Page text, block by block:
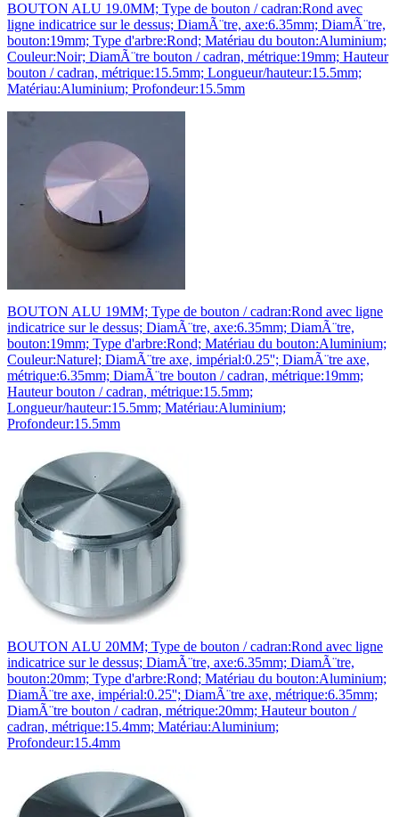
BOUTON ALU 19.0MM; Type de bouton / cadran:Rond avec
ligne indicatrice sur le dessus; DiamÃ¨tre, axe:6.35mm; DiamÃ¨tre,
bouton:19mm; Type d'arbre:Rond; Matériau du bouton:Aluminium;
Couleur:Noir; DiamÃ¨tre bouton / cadran, métrique:19mm; Hauteur
bouton / cadran, métrique:15.5mm; Longueur/hauteur:15.5mm;
Matériau:Aluminium; Profondeur:15.5mm
BOUTON ALU 19MM; Type de bouton / cadran:Rond avec ligne
indicatrice sur le dessus; DiamÃ¨tre, axe:6.35mm; DiamÃ¨tre,
bouton:19mm; Type d'arbre:Rond; Matériau du bouton:Aluminium;
Couleur:Naturel; DiamÃ¨tre axe, impérial:0.25''; DiamÃ¨tre axe,
métrique:6.35mm; DiamÃ¨tre bouton / cadran, métrique:19mm;
Hauteur bouton / cadran, métrique:15.5mm;
Longueur/hauteur:15.5mm; Matériau:Aluminium;
Profondeur:15.5mm
BOUTON ALU 20MM; Type de bouton / cadran:Rond avec ligne
indicatrice sur le dessus; DiamÃ¨tre, axe:6.35mm; DiamÃ¨tre,
bouton:20mm; Type d'arbre:Rond; Matériau du bouton:Aluminium;
DiamÃ¨tre axe, impérial:0.25''; DiamÃ¨tre axe, métrique:6.35mm;
DiamÃ¨tre bouton / cadran, métrique:20mm; Hauteur bouton /
cadran, métrique:15.4mm; Matériau:Aluminium;
Profondeur:15.4mm